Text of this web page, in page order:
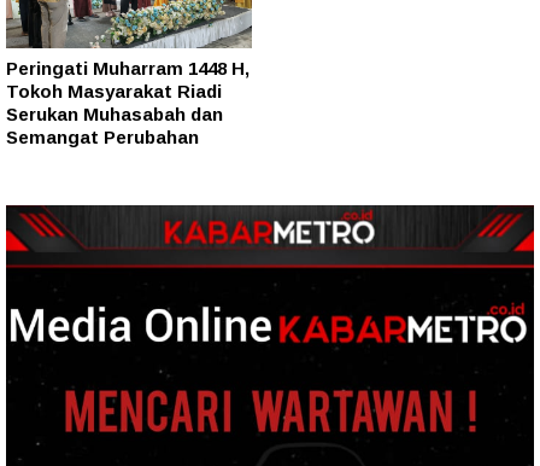
Peringati Muharram 1448 H,
Tokoh Masyarakat Riadi
Serukan Muhasabah dan
Semangat Perubahan